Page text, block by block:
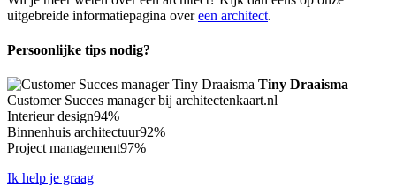
uitgebreide informatiepagina overeen architect.
Persoonlijke tips nodig?
Tiny Draaisma
Customer Succes manager bij architectenkaart.nl
Interieur design94%
Binnenhuis architectuur92%
Project management97%
Ik help je graag